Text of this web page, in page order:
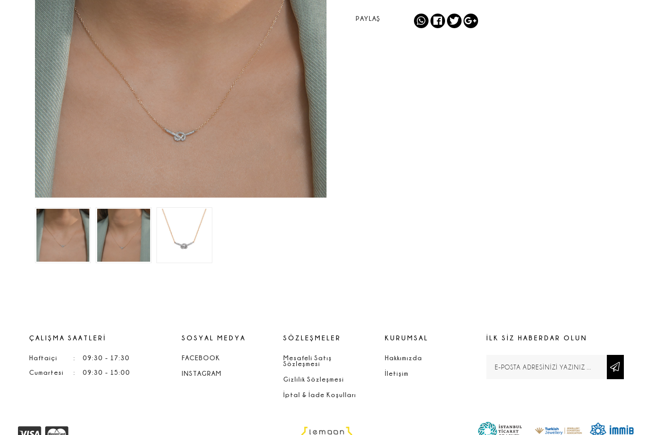
PAYLAŞ
ÇALIŞMA SAATLERİ
Haftaiçi :
09:30 - 17:30
Cumartesi
: 09:30 - 15:00
SOSYAL MEDYA
FACEBOOK
INSTAGRAM
SÖZLEŞMELER
Mesafeli Satış
Sözleşmesi
Gizlilik Sözleşmesi
İptal & İade Koşulları
KURUMSAL
Hakkımızda
İletişim
İLK SİZ HABERDAR OLUN